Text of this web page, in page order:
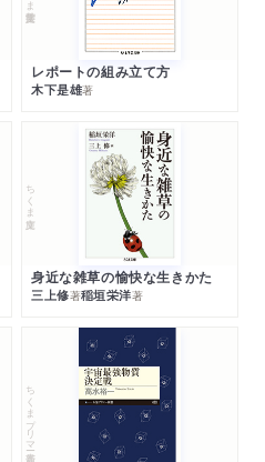
レポートの組み立て方
木下是雄著
ちくま文庫
身近な雑草の愉快な生きかた
三上修著稲垣栄洋著
ちくまプリマー新書